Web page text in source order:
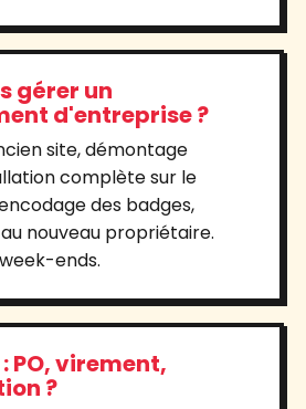
gérer un
d'entreprise ?
site, démontage
complète sur le
des badges,
nouveau propriétaire.
ends.
PO, virement,
?